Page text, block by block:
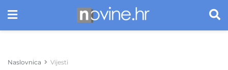
Naslovnica Vijesti